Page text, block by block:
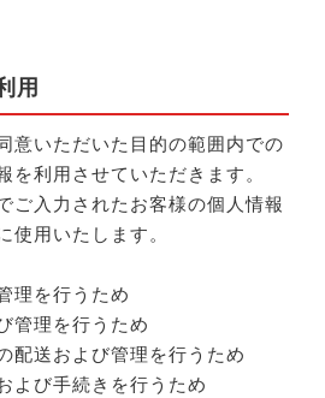
用
意いただいた目的の範囲内での
を利用させていただきます。
ご入力されたお客様の個人情報
使用いたします。
理を行うため
管理を行うため
配送および管理を行うため
よび手続きを行うため